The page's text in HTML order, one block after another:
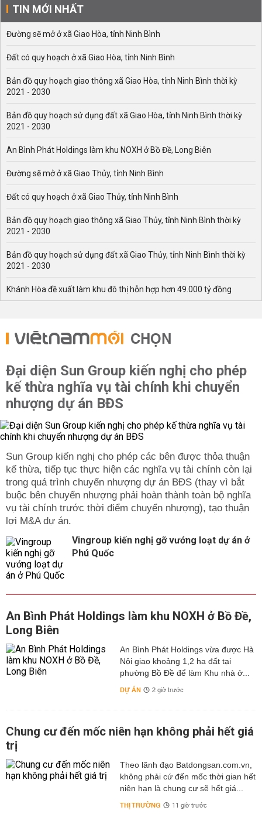
TIN MỚI NHẤT
Đường sẽ mở ở xã Giao Hòa, tỉnh Ninh Bình
Đất có quy hoạch ở xã Giao Hòa, tỉnh Ninh Bình
Bản đồ quy hoạch giao thông xã Giao Hòa, tỉnh Ninh Bình thời kỳ
2021 - 2030
Bản đồ quy hoạch sử dụng đất xã Giao Hòa, tỉnh Ninh Bình thời kỳ
2021 - 2030
An Bình Phát Holdings làm khu NOXH ở Bồ Đề, Long Biên
Đường sẽ mở ở xã Giao Thủy, tỉnh Ninh Bình
Đất có quy hoạch ở xã Giao Thủy, tỉnh Ninh Bình
Bản đồ quy hoạch giao thông xã Giao Thủy, tỉnh Ninh Bình thời kỳ
2021 - 2030
Bản đồ quy hoạch sử dụng đất xã Giao Thủy, tỉnh Ninh Bình thời kỳ
2021 - 2030
Khánh Hòa đề xuất làm khu đô thị hỗn hợp hơn 49.000 tỷ đồng
CHỌN
Đại diện Sun Group kiến nghị cho phép
kế thừa nghĩa vụ tài chính khi chuyển
nhượng dự án BĐS
Sun Group kiến nghị cho phép các bên được thỏa thuận
kế thừa, tiếp tục thực hiện các nghĩa vụ tài chính còn lại
trong quá trình chuyển nhượng dự án BĐS (thay vì bắt
buộc bên chuyển nhượng phải hoàn thành toàn bộ nghĩa
vụ tài chính trước thời điểm chuyển nhượng), tạo thuận
lợi M&A dự án.
Vingroup kiến nghị gỡ vướng loạt dự án ở
Phú Quốc
An Bình Phát Holdings làm khu NOXH ở Bồ Đề,
Long Biên
An Bình Phát Holdings vừa được Hà
Nội giao khoảng 1,2 ha đất tại
phường Bồ Đề để làm Khu nhà ở...
DỰ ÁN 2 giờ trước
Chung cư đến mốc niên hạn không phải hết giá
trị
Theo lãnh đạo Batdongsan.com.vn,
không phải cứ đến mốc thời gian hết
niên hạn là chung cư sẽ hết giá...
THỊ TRƯỜNG 11 giờ trước